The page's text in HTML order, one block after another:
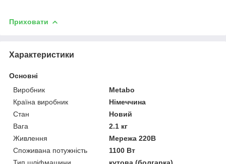
Приховати
Характеристики
Основні
Виробник
Metabo
Країна виробник
Німеччина
Стан
Новий
Вага
2.1 кг
Живлення
Мережа 220В
Споживана потужність
1100 Вт
Тип шліфмашини
кутова (болгарка)